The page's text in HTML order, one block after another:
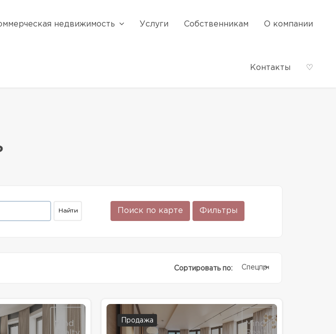
недвижимость Услуги Собственникам О компании
Контакты ♡
Поиск по карте Фильтры
Сортировать по: Спецпредолжение
Продажа